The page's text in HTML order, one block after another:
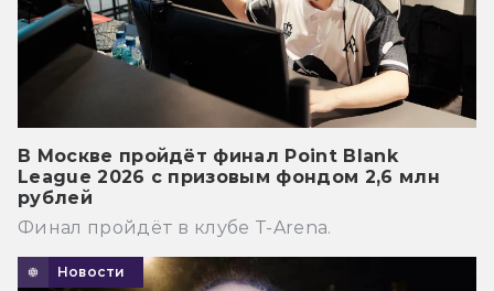
В Москве пройдёт финал Point Blank
League 2026 с призовым фондом 2,6 млн
рублей
Финал пройдёт в клубе T-Arena.
Новости